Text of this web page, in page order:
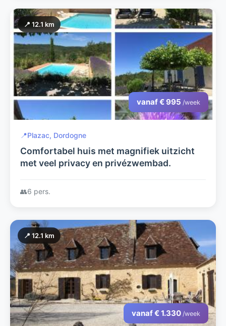
📍 12.1 km
vanaf € 995 /week
📍Plazac, Dordogne
Comfortabel huis met magnifiek uitzicht
met veel privacy en privézwembad.
👥6 pers.
📍 12.1 km
vanaf € 1.330 /week